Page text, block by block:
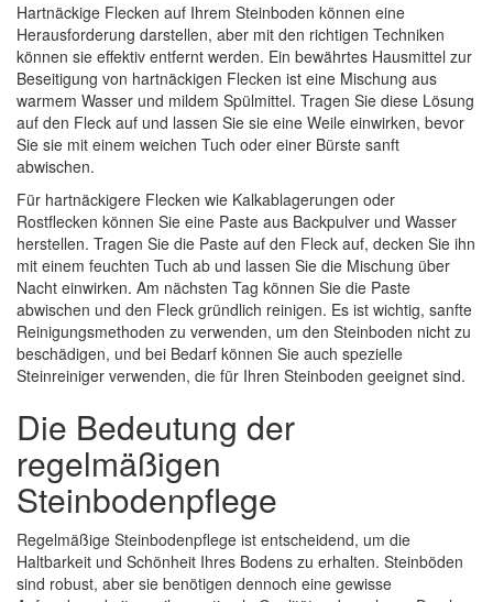
Hartnäckige Flecken auf Ihrem Steinboden können eine
Herausforderung darstellen, aber mit den richtigen Techniken
können sie effektiv entfernt werden. Ein bewährtes Hausmittel zur
Beseitigung von hartnäckigen Flecken ist eine Mischung aus
warmem Wasser und mildem Spülmittel. Tragen Sie diese Lösung
auf den Fleck auf und lassen Sie sie eine Weile einwirken, bevor
Sie sie mit einem weichen Tuch oder einer Bürste sanft
abwischen.
Für hartnäckigere Flecken wie Kalkablagerungen oder
Rostflecken können Sie eine Paste aus Backpulver und Wasser
herstellen. Tragen Sie die Paste auf den Fleck auf, decken Sie ihn
mit einem feuchten Tuch ab und lassen Sie die Mischung über
Nacht einwirken. Am nächsten Tag können Sie die Paste
abwischen und den Fleck gründlich reinigen. Es ist wichtig, sanfte
Reinigungsmethoden zu verwenden, um den Steinboden nicht zu
beschädigen, und bei Bedarf können Sie auch spezielle
Steinreiniger verwenden, die für Ihren Steinboden geeignet sind.
Die Bedeutung der
regelmäßigen
Steinbodenpflege
Regelmäßige Steinbodenpflege ist entscheidend, um die
Haltbarkeit und Schönheit Ihres Bodens zu erhalten. Steinböden
sind robust, aber sie benötigen dennoch eine gewisse